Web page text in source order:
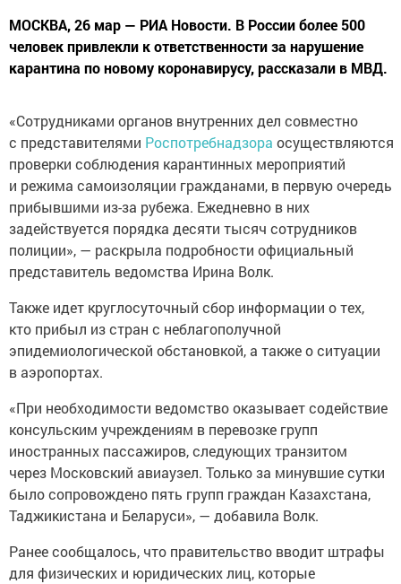
МОСКВА, 26 мар — РИА Новости. В России более 500
человек привлекли к ответственности за нарушение
карантина по новому коронавирусу, рассказали в МВД.
«Сотрудниками органов внутренних дел совместно
с представителями Роспотребнадзора осуществляются
проверки соблюдения карантинных мероприятий
и режима самоизоляции гражданами, в первую очередь
прибывшими из-за рубежа. Ежедневно в них
задействуется порядка десяти тысяч сотрудников
полиции», — раскрыла подробности официальный
представитель ведомства Ирина Волк.
Также идет круглосуточный сбор информации о тех,
кто прибыл из стран с неблагополучной
эпидемиологической обстановкой, а также о ситуации
в аэропортах.
«При необходимости ведомство оказывает содействие
консульским учреждениям в перевозке групп
иностранных пассажиров, следующих транзитом
через Московский авиаузел. Только за минувшие сутки
было сопровождено пять групп граждан Казахстана,
Таджикистана и Беларуси», — добавила Волк.
Ранее сообщалось, что правительство вводит штрафы
для физических и юридических лиц, которые